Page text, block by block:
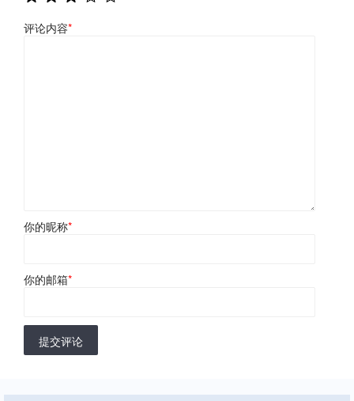
评论内容*
你的昵称*
你的邮箱*
提交评论